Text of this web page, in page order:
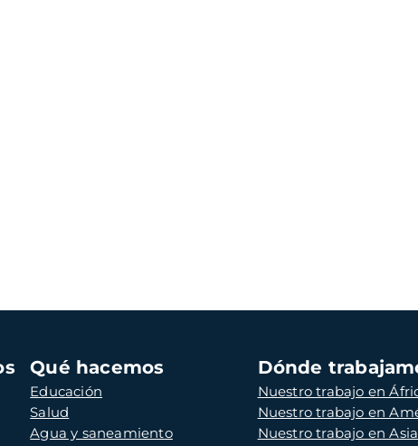
Qué hacemos
Educación
Salud
Agua y saneamiento
Dónde
Nuestro trabajo en
Nuestro trabajo en
Nuestro trabajo en Asia